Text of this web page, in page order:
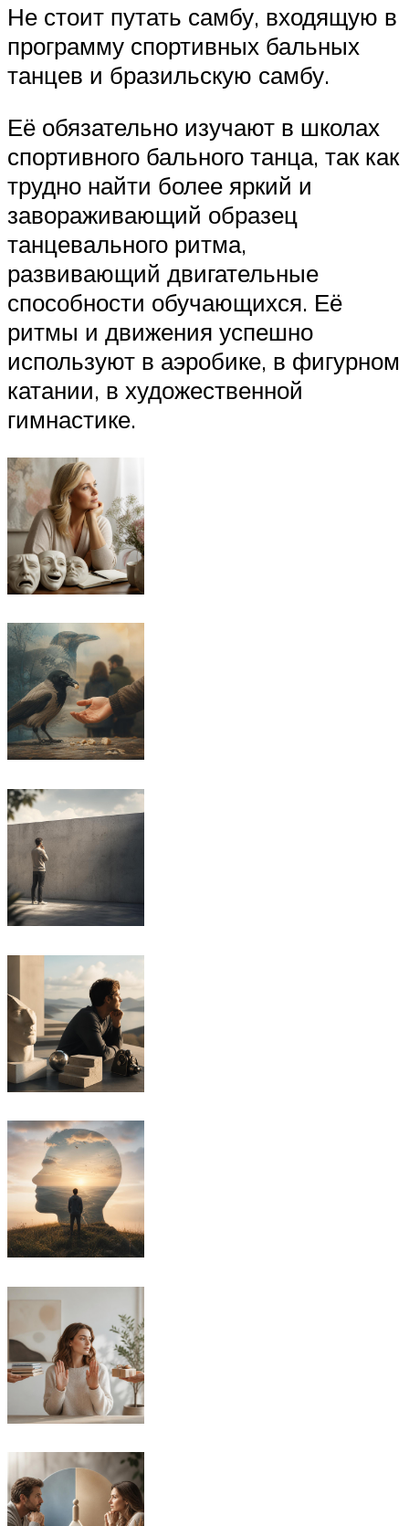
Не стоит путать самбу, входящую в
программу спортивных бальных
танцев и бразильскую самбу.
Её обязательно изучают в школах
спортивного бального танца, так как
трудно найти более яркий и
завораживающий образец
танцевального ритма,
развивающий двигательные
способности обучающихся. Её
ритмы и движения успешно
используют в аэробике, в фигурном
катании, в художественной
гимнастике.